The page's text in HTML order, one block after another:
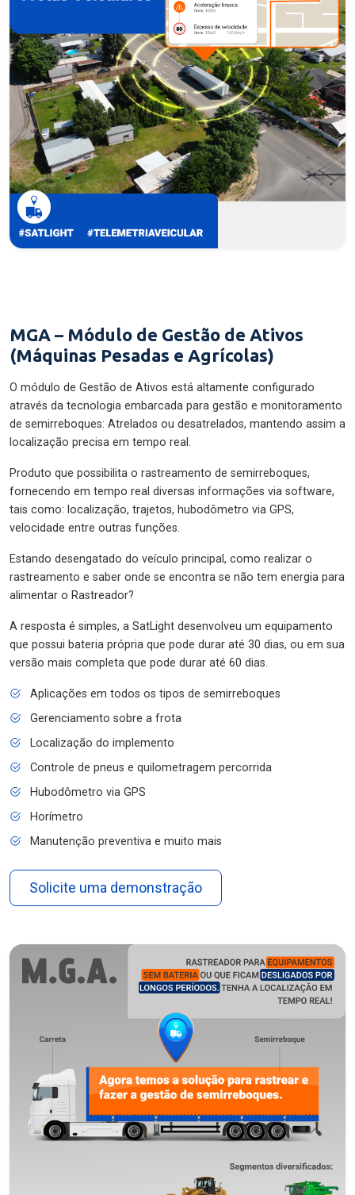
MGA – Módulo de Gestão de Ativos
(Máquinas Pesadas e Agrícolas)
O módulo de Gestão de Ativos está altamente configurado
através da tecnologia embarcada para gestão e monitoramento
de semirreboques: Atrelados ou desatrelados, mantendo assim a
localização precisa em tempo real.
Produto que possibilita o rastreamento de semirreboques,
fornecendo em tempo real diversas informações via software,
tais como: localização, trajetos, hubodômetro via GPS,
velocidade entre outras funções.
Estando desengatado do veículo principal, como realizar o
rastreamento e saber onde se encontra se não tem energia para
alimentar o Rastreador?
A resposta é simples, a SatLight desenvolveu um equipamento
que possui bateria própria que pode durar até 30 dias, ou em sua
versão mais completa que pode durar até 60 dias.
Aplicações em todos os tipos de semirreboques
Gerenciamento sobre a frota
Localização do implemento
Controle de pneus e quilometragem percorrida
Hubodômetro via GPS
Horímetro
Manutenção preventiva e muito mais
Solicite uma demonstração